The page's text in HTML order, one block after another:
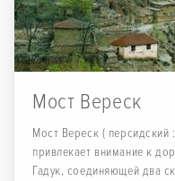
Мост Вереск
Мост Вереск ( персидский : پل ورسک, [Пол-е Вереск])
привлекает внимание к
Гадук, соединяющей два